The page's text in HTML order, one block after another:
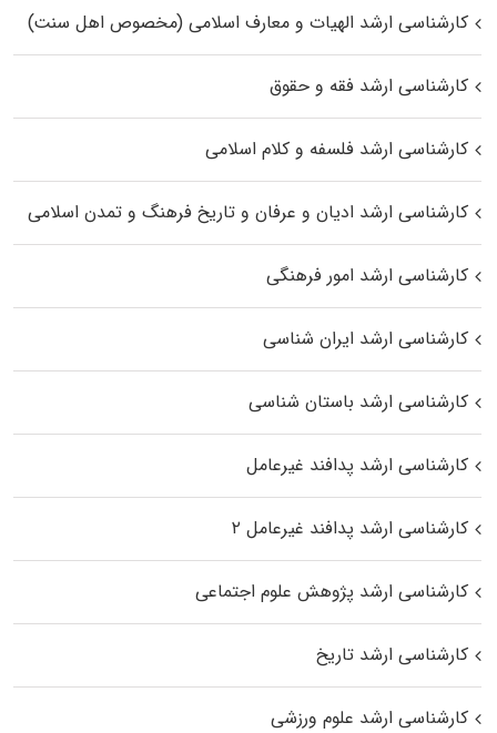
کارشناسی ارشد الهیات و معارف اسلامی (مخصوص اهل سنت)
کارشناسی ارشد فقه و حقوق
کارشناسی ارشد فلسفه و کلام اسلامی
کارشناسی ارشد ادیان و عرفان و تاریخ فرهنگ و تمدن اسلامی
کارشناسی ارشد امور فرهنگی
کارشناسی ارشد ایران شناسی
کارشناسی ارشد باستان شناسی
کارشناسی ارشد پدافند غیرعامل
کارشناسی ارشد پدافند غیرعامل ۲
کارشناسی ارشد پژوهش علوم اجتماعی
کارشناسی ارشد تاریخ
کارشناسی ارشد علوم ورزشی